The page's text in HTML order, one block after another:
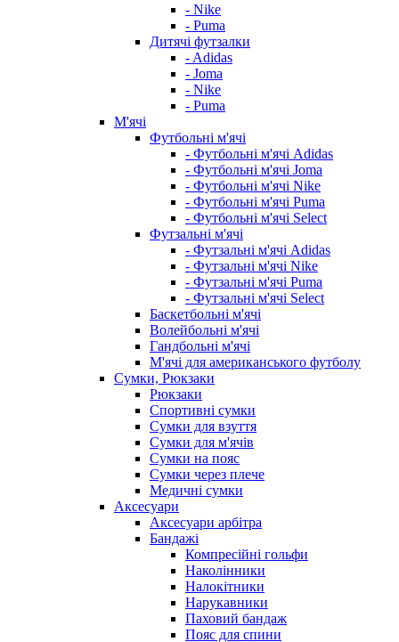
- Nike
- Puma
Дитячі футзалки
- Adidas
- Joma
- Nike
- Puma
М'ячі
Футбольні м'ячі
- Футбольні м'ячі Adidas
- Футбольні м'ячі Joma
- Футбольні м'ячі Nike
- Футбольні м'ячі Puma
- Футбольні м'ячі Select
Футзальні м'ячі
- Футзальні м'ячі Adidas
- Футзальні м'ячі Nike
- Футзальні м'ячі Puma
- Футзальні м'ячі Select
Баскетбольні м'ячі
Волейбольні м'ячі
Гандбольні м'ячі
М'ячі для американського футболу
Сумки, Рюкзаки
Рюкзаки
Спортивні сумки
Сумки для взуття
Сумки для м'ячів
Сумки на пояс
Сумки через плече
Медичні сумки
Аксесуари
Аксесуари арбітра
Бандажі
Компресійні гольфи
Наколінники
Налокітники
Нарукавники
Паховий бандаж
Пояс для спини